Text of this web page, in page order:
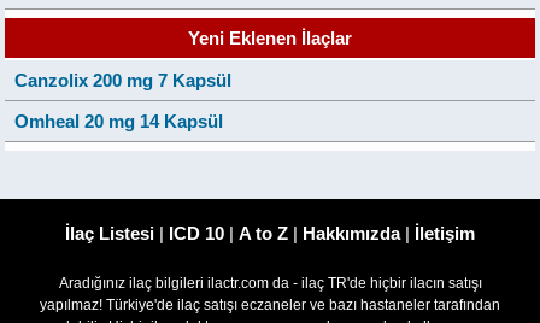
Yeni Eklenen İlaçlar
Canzolix 200 mg 7 Kapsül
Omheal 20 mg 14 Kapsül
İlaç Listesi | ICD 10 | A to Z | Hakkımızda| İletişim
Aradığınız ilaç bilgileri ilactr.com da - ilaç TR'de hiçbir ilacın satışı
yapılmaz! Türkiye'de ilaç satışı eczaneler ve bazı hastaneler tarafından